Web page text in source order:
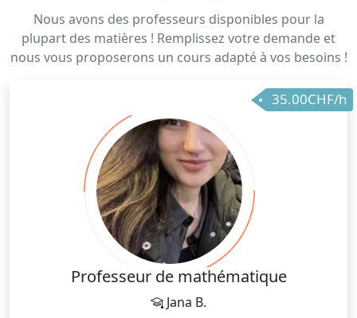
Nous avons des professeurs disponibles pour la
plupart des matières ! Remplissez votre demande et
nous vous proposerons un cours adapté à vos besoins !
35.00CHF/h
Professeur de mathématique
Jana B.